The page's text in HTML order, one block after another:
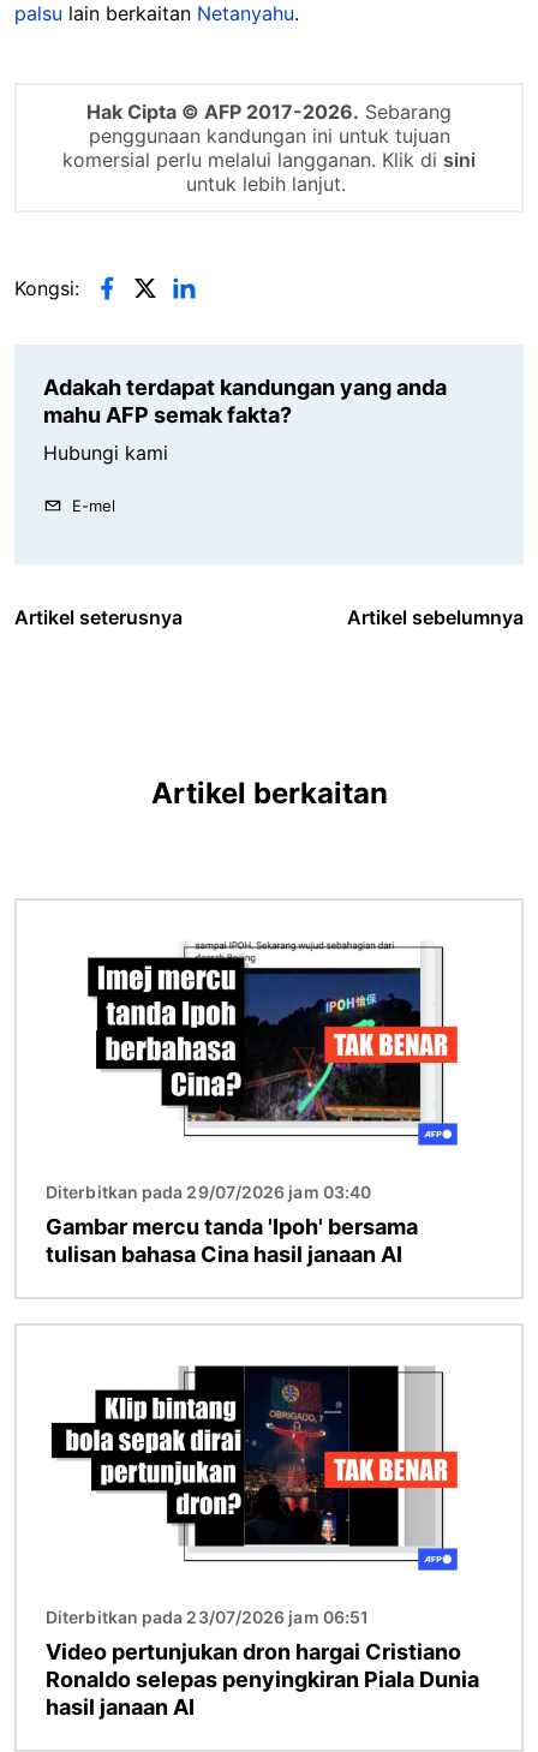
palsu lain berkaitan Netanyahu.
Hak Cipta © AFP 2017-2026. Sebarang
penggunaan kandungan ini untuk tujuan
komersial perlu melalui langganan. Klik di sini
untuk lebih lanjut.
Kongsi:
Adakah terdapat kandungan yang anda
mahu AFP semak fakta?
Hubungi kami
E-mel
Artikel seterusnya Artikel sebelumnya
Artikel berkaitan
Diterbitkan pada 29/07/2026 jam 03:40
Gambar mercu tanda 'Ipoh' bersama
tulisan bahasa Cina hasil janaan AI
Diterbitkan pada 23/07/2026 jam 06:51
Video pertunjukan dron hargai Cristiano
Ronaldo selepas penyingkiran Piala Dunia
hasil janaan AI